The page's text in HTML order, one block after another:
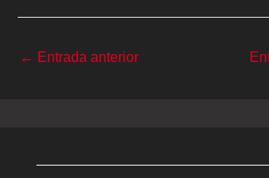
← Entrada anterior